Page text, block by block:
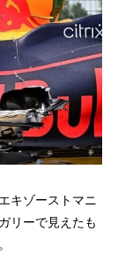
キゾーストマニ
リーで見えたも